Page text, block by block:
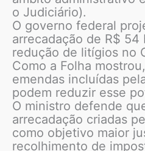
o Judiciário).
O governo federal
arrecadação de R$ 54
redução de litígios no
Como a Folha
emendas incluídas
podem reduzir esse
O ministro defende
arrecadação criadas
como objetivo maior
recolhimento de